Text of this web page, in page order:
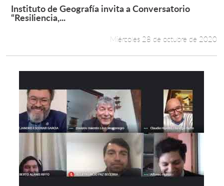
Leer más +
Instituto de Geografía invita a Conversatorio
“Resiliencia,...
Miércoles 28 de octubre de 2020